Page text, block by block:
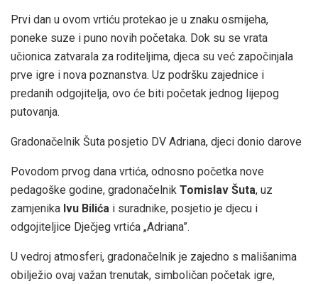
Prvi dan u ovom vrtiću protekao je u znaku osmijeha,
poneke suze i puno novih početaka. Dok su se vrata
učionica zatvarala za roditeljima, djeca su već započinjala
prve igre i nova poznanstva. Uz podršku zajednice i
predanih odgojitelja, ovo će biti početak jednog lijepog
putovanja.
Gradonačelnik Šuta posjetio DV Adriana, djeci donio darove
Povodom prvog dana vrtića, odnosno početka nove
pedagoške godine, gradonačelnik Tomislav Šuta, uz
zamjenika Ivu Bilića i suradnike, posjetio je djecu i
odgojiteljice Dječjeg vrtića „Adriana”.
U vedroj atmosferi, gradonačelnik je zajedno s mališanima
obilježio ovaj važan trenutak, simboličan početak igre,